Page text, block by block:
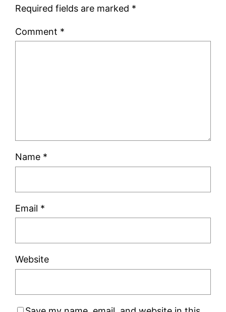
Required fields are marked *
Comment *
Name *
Email *
Website